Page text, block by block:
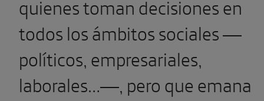
quienes toman decisiones en
todos los ámbitos sociales —
políticos, empresariales,
laborales…—, pero que emana